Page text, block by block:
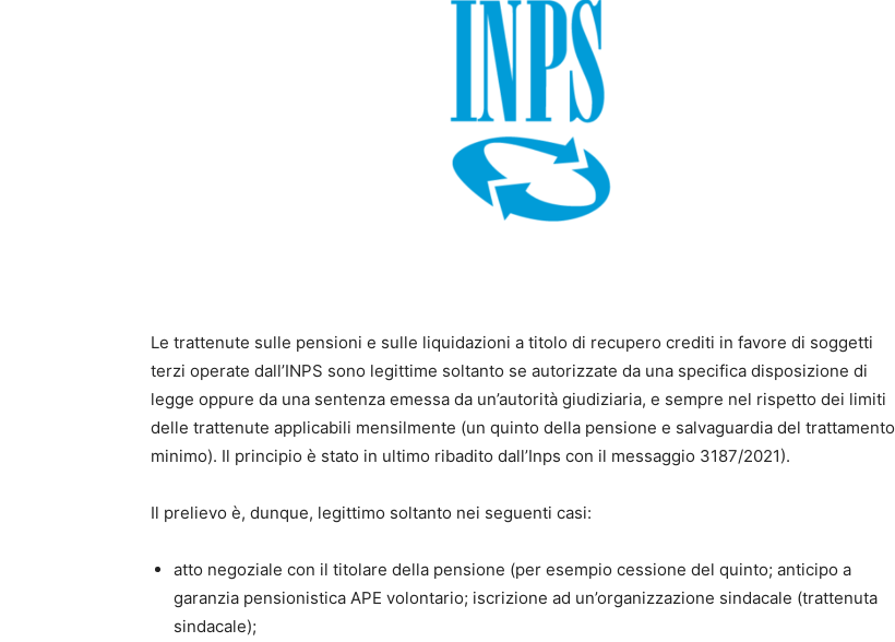
Le trattenute sulle pensioni e sulle liquidazioni a titolo di recupero crediti in favore di soggetti
terzi operate dall’INPS sono legittime soltanto se autorizzate da una specifica disposizione di
legge oppure da una sentenza emessa da un’autorità giudiziaria, e sempre nel rispetto dei limiti
delle trattenute applicabili mensilmente (un quinto della pensione e salvaguardia del trattamento
minimo). Il principio è stato in ultimo ribadito dall’Inps con il messaggio 3187/2021).
Il prelievo è, dunque, legittimo soltanto nei seguenti casi:
atto negoziale con il titolare della pensione (per esempio cessione del quinto; anticipo a
garanzia pensionistica APE volontario; iscrizione ad un’organizzazione sindacale (trattenuta
sindacale);